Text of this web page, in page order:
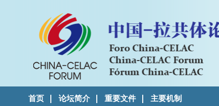
首页 论坛简介 重要文件 主要机制